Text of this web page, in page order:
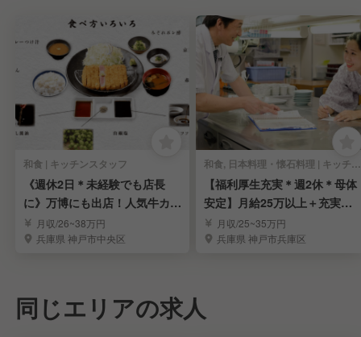
和食 | キッチンスタッフ
《週休2日＊未経験でも店長
に》万博にも出店！人気牛カツ
専門店のスタッフ募集
月収/26~38万円
兵庫県 神戸市中央区
和食, 日本料理・懐石料理 | キッチンスタッフ
【福利厚生充実＊週2休＊母体
安定】月給25万以上＋充実の
福利厚生有
月収/25~35万円
兵庫県 神戸市兵庫区
同じエリアの求人